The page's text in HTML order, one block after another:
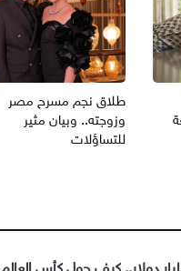
طلاق نجم مسرح مصر
وزوجته.. وبيان مثير
للتساؤلات